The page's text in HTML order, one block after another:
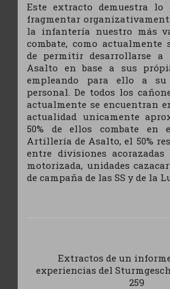
Este extracto demuestra lo
fragmentar
la infantería nuestro más
combate, como actualmente
de permitir desarrollarse
Asalto en base a sus
empleando para ello a su
personal. De todos los
actualmente se encuentran
actualidad unicamente
50% de ellos combate en
Artillería de Asalto, el 50%
entre divisiones
motorizada, unidades
de campaña de las SS y de la
Extractos de un
experiencias del
259